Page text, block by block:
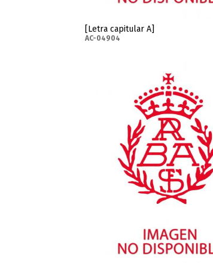
[Letra capitular A]
AC-04904